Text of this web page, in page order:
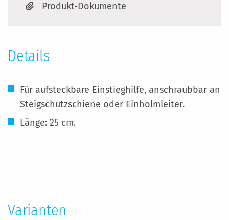
Produkt-Dokumente
Details
Für aufsteckbare Einstieghilfe, anschraubbar an
Steigschutzschiene oder Einholmleiter.
Länge: 25 cm.
Varianten